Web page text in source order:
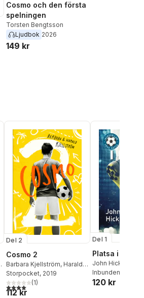
Cosmo och den första
spelningen
Torsten Bengtsson
Ljudbok 2026
149 kr
Del 2
Cosmo 2
Barbara Kjellström, Harald
Kjellström
Storpocket, 2019
4,0utav 5 stjärnor. Totalt antal röster:
(1)
112 kr
Del 1
Platsa i laget
John Hickman
Inbunden
120 kr